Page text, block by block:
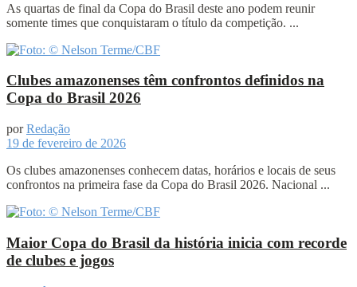
As quartas de final da Copa do Brasil deste ano podem reunir
somente times que conquistaram o título da competição. ...
Clubes amazonenses têm confrontos definidos na
Copa do Brasil 2026
por Redação
19 de fevereiro de 2026
Os clubes amazonenses conhecem datas, horários e locais de seus
confrontos na primeira fase da Copa do Brasil 2026. Nacional ...
Maior Copa do Brasil da história inicia com recorde
de clubes e jogos